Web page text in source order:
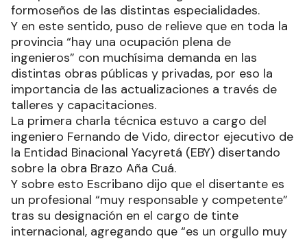
formoseños de las distintas especialidades.
Y en este sentido, puso de relieve que en toda la
provincia “hay una ocupación plena de
ingenieros” con muchísima demanda en las
distintas obras públicas y privadas, por eso la
importancia de las actualizaciones a través de
talleres y capacitaciones.
La primera charla técnica estuvo a cargo del
ingeniero Fernando de Vido, director ejecutivo de
la Entidad Binacional Yacyretá (EBY) disertando
sobre la obra Brazo Aña Cuá.
Y sobre esto Escribano dijo que el disertante es
un profesional “muy responsable y competente”
tras su designación en el cargo de tinte
internacional, agregando que “es un orgullo muy